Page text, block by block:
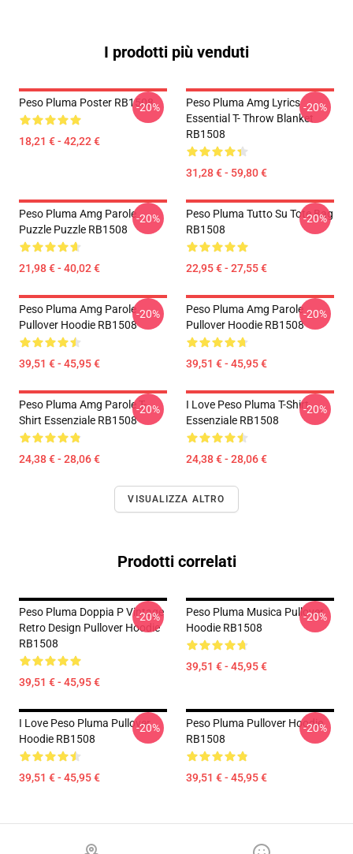
I prodotti più venduti
Peso Pluma Poster RB1508
18,21 € - 42,22 €
-20%
Peso Pluma Amg Lyrics
Essential T- Throw Blanket
RB1508
31,28 € - 59,80 €
-20%
Peso Pluma Amg Parole
Puzzle Puzzle RB1508
21,98 € - 40,02 €
-20%
Peso Pluma Tutto Su Tote Bag
RB1508
22,95 € - 27,55 €
-20%
Peso Pluma Amg Parole
Pullover Hoodie RB1508
39,51 € - 45,95 €
-20%
Peso Pluma Amg Parole
Pullover Hoodie RB1508
39,51 € - 45,95 €
-20%
Peso Pluma Amg Parole T-
Shirt Essenziale RB1508
24,38 € - 28,06 €
-20%
I Love Peso Pluma T-Shirt
Essenziale RB1508
24,38 € - 28,06 €
-20%
VISUALIZZA ALTRO
Prodotti correlati
Peso Pluma Doppia P Vintage
Retro Design Pullover Hoodie
RB1508
39,51 € - 45,95 €
-20%
Peso Pluma Musica Pullover
Hoodie RB1508
39,51 € - 45,95 €
-20%
I Love Peso Pluma Pullover
Hoodie RB1508
39,51 € - 45,95 €
-20%
Peso Pluma Pullover Hoodie
RB1508
39,51 € - 45,95 €
-20%